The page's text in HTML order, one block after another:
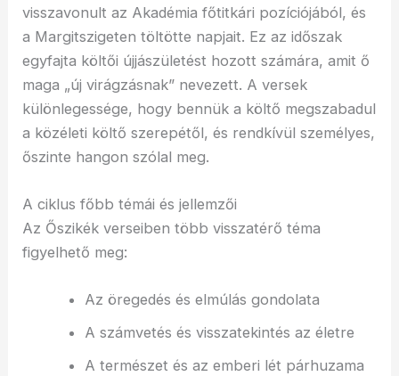
visszavonult az Akadémia főtitkári pozíciójából, és
a Margitszigeten töltötte napjait. Ez az időszak
egyfajta költői újjászületést hozott számára, amit ő
maga „új virágzásnak” nevezett. A versek
különlegessége, hogy bennük a költő megszabadul
a közéleti költő szerepétől, és rendkívül személyes,
őszinte hangon szólal meg.
A ciklus főbb témái és jellemzői
Az Őszikék verseiben több visszatérő téma
figyelhető meg:
Az öregedés és elmúlás gondolata
A számvetés és visszatekintés az életre
A természet és az emberi lét párhuzama